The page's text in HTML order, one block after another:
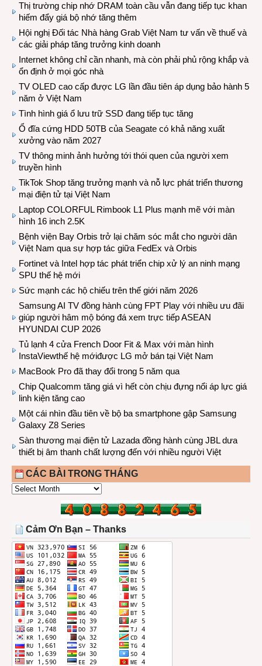
Thị trường chip nhớ DRAM toàn cầu vẫn đang tiếp tục khan
hiếm đẩy giá bộ nhớ tăng thêm
Hội nghị Đối tác Nhà hàng Grab Việt Nam tư vấn về thuế và
các giải pháp tăng trưởng kinh doanh
Internet không chỉ cần nhanh, mà còn phải phủ rộng khắp và
ổn định ở mọi góc nhà
TV OLED cao cấp được LG lần đầu tiên áp dụng bảo hành 5
năm ở Việt Nam
Tình hình giá ổ lưu trữ SSD đang tiếp tục tăng
Ổ đĩa cứng HDD 50TB của Seagate có khả năng xuất
xưởng vào năm 2027
TV thông minh ảnh hưởng tới thói quen của người xem
truyền hình
TikTok Shop tăng trưởng mạnh và nỗ lực phát triển thương
mại điện tử tại Việt Nam
Laptop COLORFUL Rimbook L1 Plus mạnh mẽ với màn
hình 16 inch 2.5K
Bệnh viện Bay Orbis trở lại chăm sóc mắt cho người dân
Việt Nam qua sự hợp tác giữa FedEx và Orbis
Fortinet và Intel hợp tác phát triển chip xử lý an ninh mạng
SPU thế hệ mới
Sức mạnh các hộ chiếu trên thế giới năm 2026
Samsung AI TV đồng hành cùng FPT Play với nhiều ưu đãi
giúp người hâm mộ bóng đá xem trực tiếp ASEAN
HYUNDAI CUP 2026
Tủ lạnh 4 cửa French Door Fit & Max với màn hình
InstaViewthế hệ mớiđược LG mở bán tại Việt Nam
MacBook Pro đã thay đổi trong 5 năm qua
Chip Qualcomm tăng giá vì hết còn chịu đựng nổi áp lực giá
linh kiện tăng cao
Một cái nhìn đầu tiên về bộ ba smartphone gập Samsung
Galaxy Z8 Series
Sàn thương mại điện tử Lazada đồng hành cùng JBL dưa
thiết bị âm thanh chất lượng đến với nhiều người Việt
CÁC BÀI TRONG THÁNG
CÁC
THÁNG
Cảm Ơn Bạn – Thanks